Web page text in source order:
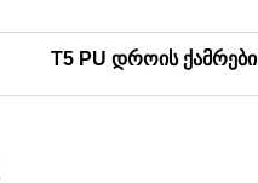
T5 PU დროის ქამრები